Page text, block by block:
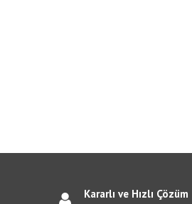
Kararlı ve Hızlı Çözüm